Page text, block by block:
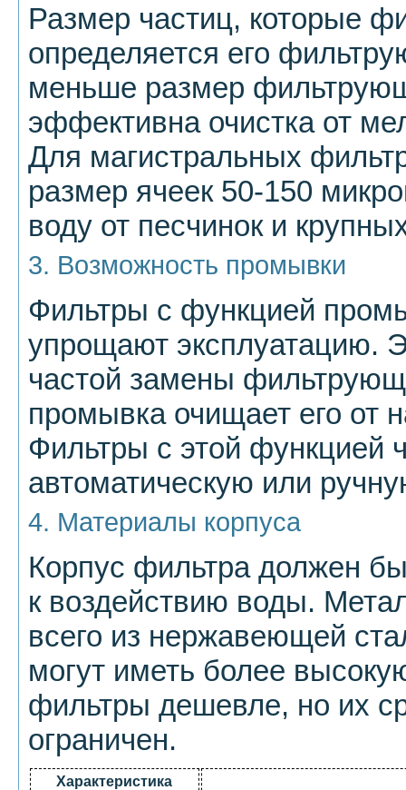
Размер частиц, которые
определяется его
меньше размер
эффективна очистка от
Для магистральных
размер ячеек 50-150
воду от песчинок и
3. Возможность промывки
Фильтры с функцией
упрощают эксплуатацию.
частой замены
промывка очищает его от
Фильтры с этой функцией
автоматическую или
4. Материалы корпуса
Корпус фильтра должен
к воздействию воды.
всего из нержавеющей
могут иметь более
фильтры дешевле, но их
ограничен.
Характеристика